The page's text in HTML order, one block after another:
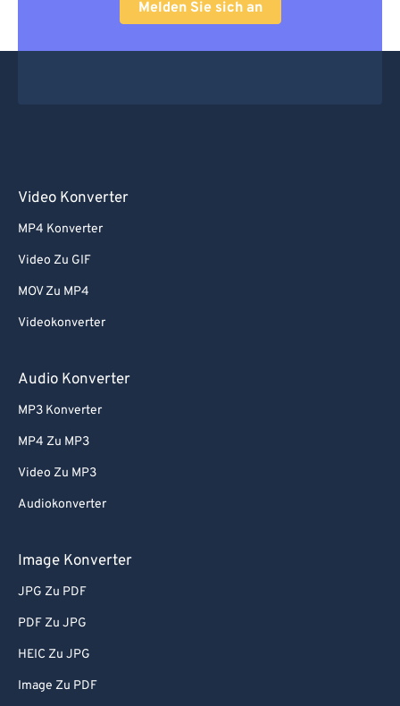
Melden Sie sich an
Video Konverter
MP4 Konverter
Video Zu GIF
MOV Zu MP4
Videokonverter
Audio Konverter
MP3 Konverter
MP4 Zu MP3
Video Zu MP3
Audiokonverter
Image Konverter
JPG Zu PDF
PDF Zu JPG
HEIC Zu JPG
Image Zu PDF